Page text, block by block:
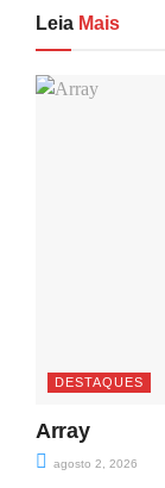
Leia Mais
DESTAQUES
Array
agosto 2, 2026